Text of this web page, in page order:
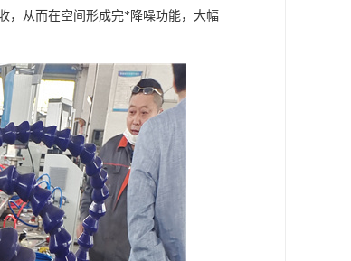
，从而在空间形成完*降噪功能，大幅